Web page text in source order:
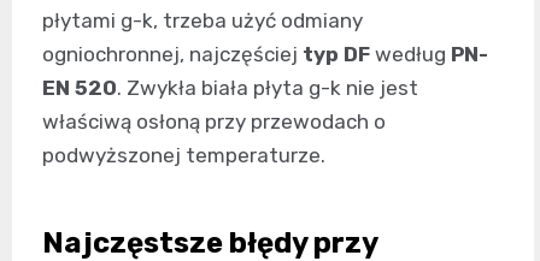
płytami g-k, trzeba użyć odmiany
ogniochronnej, najczęściej typ DF według PN-
EN 520. Zwykła biała płyta g-k nie jest
właściwą osłoną przy przewodach o
podwyższonej temperaturze.
Najczęstsze błędy przy